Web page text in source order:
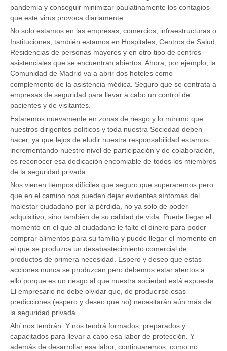
pandemia y conseguir minimizar paulatinamente los contagios
que este virus provoca diariamente.
No solo estamos en las empresas, comercios, infraestructuras o
Instituciones, también estamos en Hospitales, Centros de Salud,
Residencias de personas mayores y en otro tipo de centros
asistenciales que se encuentran abiertos. Ahora, por ejemplo, la
Comunidad de Madrid va a abrir dos hoteles como
complemento de la asistencia médica. Seguro que se contrata a
empresas de seguridad para llevar a cabo un control de
pacientes y de visitantes.
Estaremos nuevamente en zonas de riesgo y lo mínimo que
nuestros dirigentes políticos y toda nuestra Sociedad deben
hacer, ya que lejos de eludir nuestra responsabilidad estamos
incrementando nuestro nivel de participación y de colaboración,
es reconocer esa dedicación encomiable de todos los miembros
de la seguridad privada.
Nos vienen tiempos difíciles que seguro que superaremos pero
que en el camino nos pueden dejar evidentes síntomas del
malestar ciudadano por la pérdida, no ya solo de poder
adquisitivo, sino también de su calidad de vida. Puede llegar el
momento en el que al ciudadano le falte el dinero para poder
comprar alimentos para su familia y puede llegar el momento en
el que se produzca un desabastecimiento comercial de
productos de primera necesidad. Espero y deseo que estas
acciones nunca se produzcan pero debemos estar atentos a
ello porque es un riesgo al que nuestra sociedad está expuesta.
El empresario no debe olvidar que, de producirse esas
predicciones (espero y deseo que no) necesitarán aún más de
la seguridad privada.
Ahí nos tendrán. Y nos tendrá formados, preparados y
capacitados para llevar a cabo esa labor de protección. Y
además de desarrollar esa labor, continuaremos, como no